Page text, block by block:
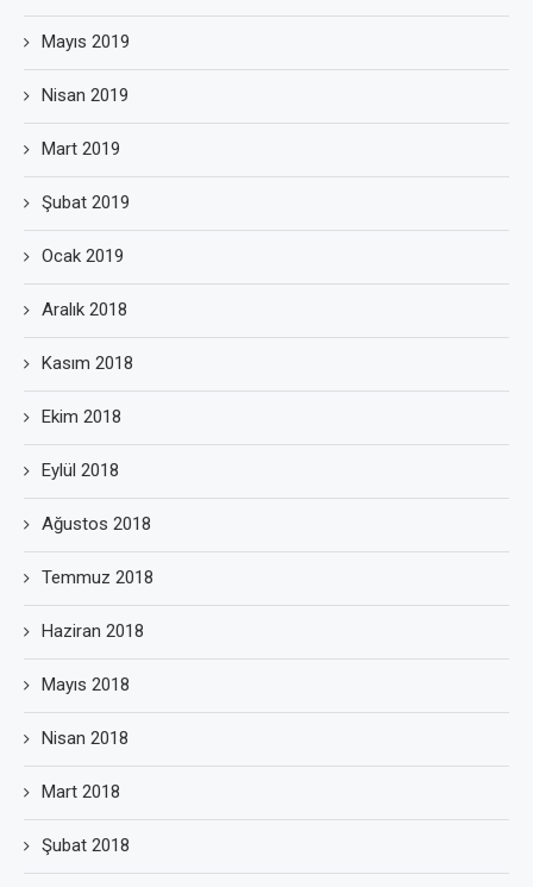
Mayıs 2019
Nisan 2019
Mart 2019
Şubat 2019
Ocak 2019
Aralık 2018
Kasım 2018
Ekim 2018
Eylül 2018
Ağustos 2018
Temmuz 2018
Haziran 2018
Mayıs 2018
Nisan 2018
Mart 2018
Şubat 2018